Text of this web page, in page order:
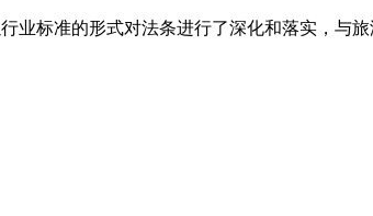
业标准的形式对法条进行了深化和落实，与旅